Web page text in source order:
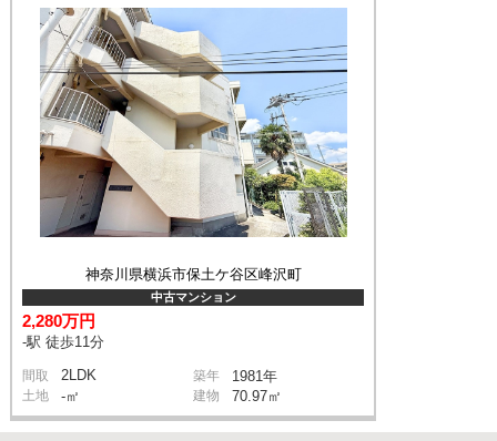
神奈川県横浜市保土ケ谷区峰沢町
中古マンション
2,280万円
-駅 徒歩11分
間取 2LDK 築年 1981年
土地 -㎡ 建物 70.97㎡